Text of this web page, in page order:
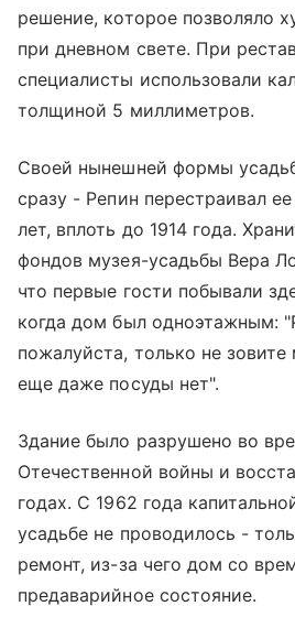
решение, которое позволяло
при дневном свете. При
специалисты использовали
толщиной 5 миллиметров.
Своей нынешней формы
сразу - Репин перестраивал
лет, вплоть до 1914 года.
фондов музея-усадьбы Вера
что первые гости побывали
когда дом был одноэтажным:
пожалуйста, только не зовите
еще даже посуды нет".
Здание было разрушено во
Отечественной войны и
годах. С 1962 года
усадьбе не проводилось -
ремонт, из-за чего дом со
предаварийное состояние.